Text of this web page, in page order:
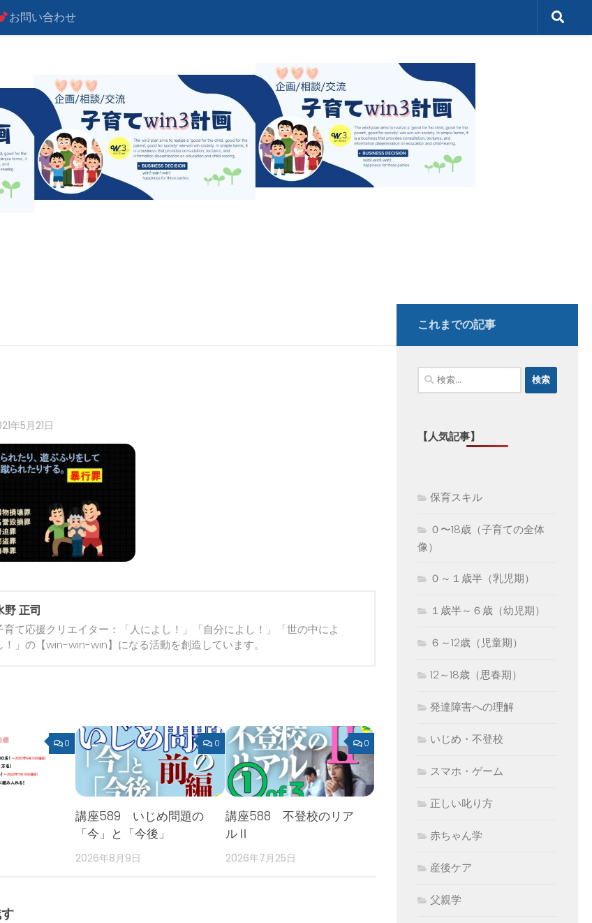
お問い合わせ
年5月21日
野 正司
育て応援クリエイター：「人によし！」「自分によし！」「世の中によ
！」の【win-win-win】になる活動を創造しています。
0 0
講座589 いじめ問題の
「今」と「今後」
2026年8月9日
0
講座588 不登校のリア
ルⅡ
2026年7月25日
これまでの記事
検
索:
【人気記事】
保育スキル
０〜18歳（子育ての全体
像）
０～１歳半（乳児期）
１歳半～６歳（幼児期）
６～12歳（児童期）
12～18歳（思春期）
発達障害への理解
いじめ・不登校
スマホ・ゲーム
正しい叱り方
赤ちゃん学
産後ケア
父親学